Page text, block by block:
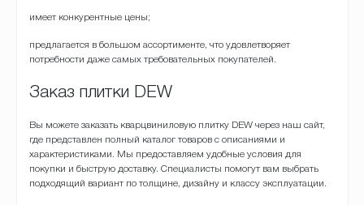
имеет конкурентные цены;
предлагается в большом ассортименте, что удовлетворяет
потребности даже самых требовательных покупателей.
Заказ плитки DEW
Вы можете заказать кварцвиниловую плитку DEW через наш сайт,
где представлен полный каталог товаров с описаниями и
характеристиками. Мы предоставляем удобные условия для
покупки и быструю доставку. Специалисты помогут вам выбрать
подходящий вариант по толщине, дизайну и классу эксплуатации.